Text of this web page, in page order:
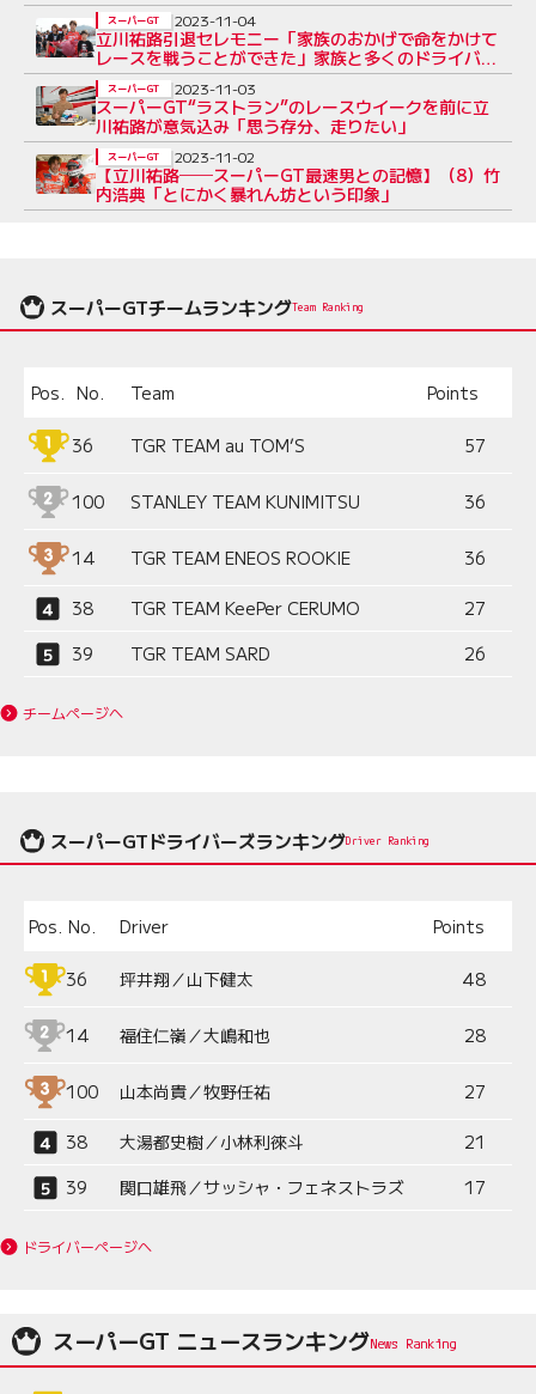
立川祐路引退セレモニー「家族のおかげで命をかけて
レースを戦うことができた」家族と多くのドライバー
が見守るなか開催
スーパーGT 2023-11-04
スーパーGT“ラストラン”のレースウイークを前に立
川祐路が意気込み「思う存分、走りたい」
スーパーGT 2023-11-03
【立川祐路──スーパーGT最速男との記憶】（8）竹
内浩典「とにかく暴れん坊という印象」
スーパーGT 2023-11-02
スーパーGTチームランキングTeam Ranking
Pos. No. Team Points
36 TGR TEAM au TOM’S 57
100 STANLEY TEAM KUNIMITSU 36
14 TGR TEAM ENEOS ROOKIE 36
38 TGR TEAM KeePer CERUMO
27
39
TGR TEAM SARD 26
チームページへ
スーパーGTドライバーズランキングDriver Ranking
Pos. No. Driver Points
36 坪井翔／山下健太 48
14 福住仁嶺／大嶋和也 28
100 山本尚貴／牧野任祐 27
38 大湯都史樹／小林利徠斗
21
39
関口雄飛／サッシャ・フェネストラズ 17
ドライバーページへ
スーパーGT ニュースランキング